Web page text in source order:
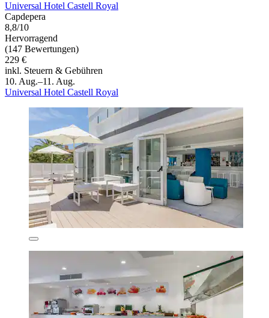
Universal Hotel Castell Royal
Capdepera
8,8/10
Hervorragend
(147 Bewertungen)
229 €
inkl. Steuern & Gebühren
10. Aug.–11. Aug.
Universal Hotel Castell Royal